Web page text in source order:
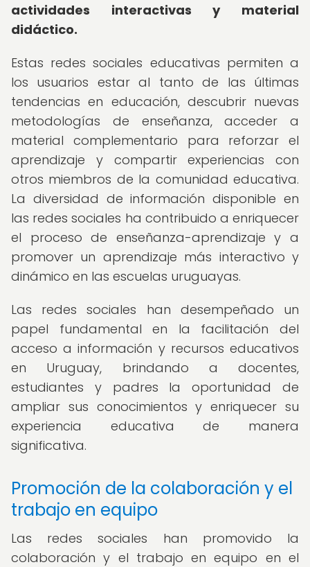
actividades interactivas y material
didáctico.
Estas redes sociales educativas permiten a
los usuarios estar al tanto de las últimas
tendencias en educación, descubrir nuevas
metodologías de enseñanza, acceder a
material complementario para reforzar el
aprendizaje y compartir experiencias con
otros miembros de la comunidad educativa.
La diversidad de información disponible en
las redes sociales ha contribuido a enriquecer
el proceso de enseñanza-aprendizaje y a
promover un aprendizaje más interactivo y
dinámico en las escuelas uruguayas.
Las redes sociales han desempeñado un
papel fundamental en la facilitación del
acceso a información y recursos educativos
en Uruguay, brindando a docentes,
estudiantes y padres la oportunidad de
ampliar sus conocimientos y enriquecer su
experiencia educativa de manera
significativa.
Promoción de la colaboración y el
trabajo en equipo
Las redes sociales han promovido la
colaboración y el trabajo en equipo en el